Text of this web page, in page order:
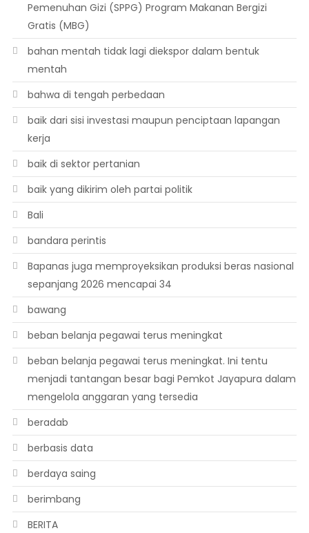
Pemenuhan Gizi (SPPG) Program Makanan Bergizi
Gratis (MBG)
bahan mentah tidak lagi diekspor dalam bentuk
mentah
bahwa di tengah perbedaan
baik dari sisi investasi maupun penciptaan lapangan
kerja
baik di sektor pertanian
baik yang dikirim oleh partai politik
Bali
bandara perintis
Bapanas juga memproyeksikan produksi beras nasional
sepanjang 2026 mencapai 34
bawang
beban belanja pegawai terus meningkat
beban belanja pegawai terus meningkat. Ini tentu
menjadi tantangan besar bagi Pemkot Jayapura dalam
mengelola anggaran yang tersedia
beradab
berbasis data
berdaya saing
berimbang
BERITA